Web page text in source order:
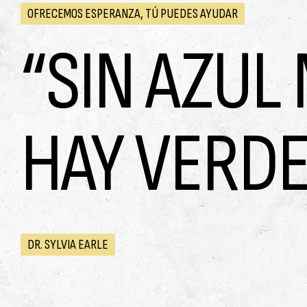
OFRECEMOS ESPERANZA, TÚ PUEDES AYUDAR
“SIN AZUL
HAY
DR. SYLVIA EARLE